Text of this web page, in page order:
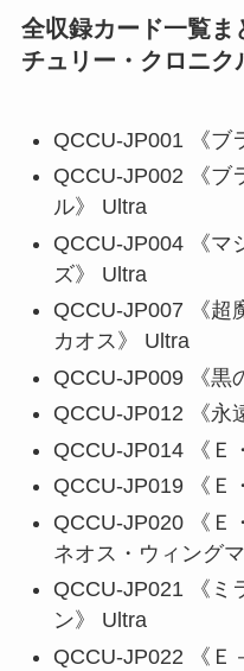
全収録カード一覧ま
チュリー・クロニク
QCCU-JP001 《ブ
QCCU-JP002 《ブ
ル》 Ultra
QCCU-JP004 《マ
ズ》 Ultra
QCCU-JP007 《超
カオス》 Ultra
QCCU-JP009 《黒
QCCU-JP012 《永
QCCU-JP014 《Ｅ
QCCU-JP019 《Ｅ
QCCU-JP020 《Ｅ
ネオス・ウィングマ
QCCU-JP021 《ミ
ン》 Ultra
QCCU-JP022 《Ｅ